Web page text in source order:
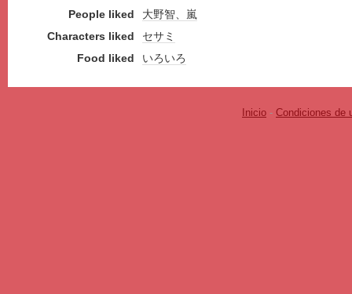
People liked
大野智、嵐
Characters liked
セサミ
Food liked
いろいろ
Inicio - Condiciones de